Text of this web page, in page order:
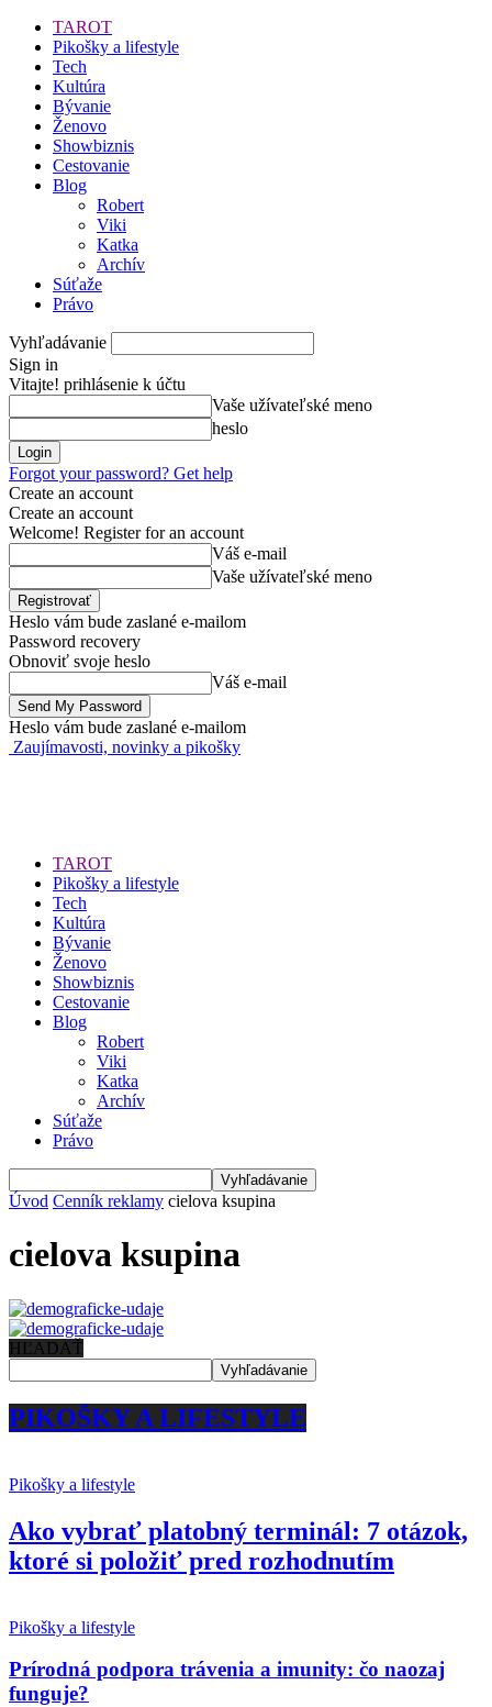
TAROT
Pikošky a lifestyle
Tech
Kultúra
Bývanie
Ženovo
Showbiznis
Cestovanie
Blog
Robert
Viki
Katka
Archív
Súťaže
Právo
Vyhľadávanie
Sign in
Vitajte! prihlásenie k účtu
Vaše užívateľské meno
heslo
Forgot your password? Get help
Create an account
Create an account
Welcome! Register for an account
Váš e-mail
Vaše užívateľské meno
Heslo vám bude zaslané e-mailom
Password recovery
Obnoviť svoje heslo
Váš e-mail
Heslo vám bude zaslané e-mailom
Zaujímavosti, novinky a pikošky
TAROT
Pikošky a lifestyle
Tech
Kultúra
Bývanie
Ženovo
Showbiznis
Cestovanie
Blog
Robert
Viki
Katka
Archív
Súťaže
Právo
Úvod Cenník reklamy cielova ksupina
cielova ksupina
HĽADAŤ
PIKOŠKY A LIFESTYLE
Pikošky a lifestyle
Ako vybrať platobný terminál: 7 otázok,
ktoré si položiť pred rozhodnutím
Pikošky a lifestyle
Prírodná podpora trávenia a imunity: čo naozaj
funguje?